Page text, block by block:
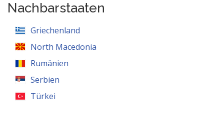
Nachbarstaaten
Griechenland
North Macedonia
Rumänien
Serbien
Türkei